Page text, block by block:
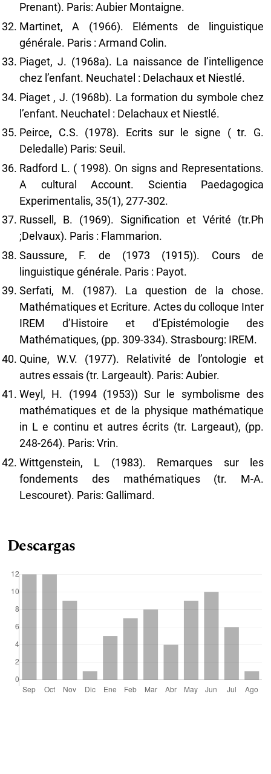
Prenant). Paris: Aubier Montaigne.
Martinet, A (1966). Eléments de linguistique
générale. Paris : Armand Colin.
Piaget, J. (1968a). La naissance de l’intelligence
chez l’enfant. Neuchatel : Delachaux et Niestlé.
Piaget , J. (1968b). La formation du symbole chez
l’enfant. Neuchatel : Delachaux et Niestlé.
Peirce, C.S. (1978). Ecrits sur le signe ( tr. G.
Deledalle) Paris: Seuil.
Radford L. ( 1998). On signs and Representations.
A cultural Account. Scientia Paedagogica
Experimentalis, 35(1), 277-302.
Russell, B. (1969). Signification et Vérité (tr.Ph
;Delvaux). Paris : Flammarion.
Saussure, F. de (1973 (1915)). Cours de
linguistique générale. Paris : Payot.
Serfati, M. (1987). La question de la chose.
Mathématiques et Ecriture. Actes du colloque Inter
IREM d’Histoire et d’Epistémologie des
Mathématiques, (pp. 309-334). Strasbourg: IREM.
Quine, W.V. (1977). Relativité de l’ontologie et
autres essais (tr. Largeault). Paris: Aubier.
Weyl, H. (1994 (1953)) Sur le symbolisme des
mathématiques et de la physique mathématique
in L e continu et autres écrits (tr. Largeaut), (pp.
248-264). Paris: Vrin.
Wittgenstein, L (1983). Remarques sur les
fondements des mathématiques (tr. M-A.
Lescouret). Paris: Gallimard.
Descargas